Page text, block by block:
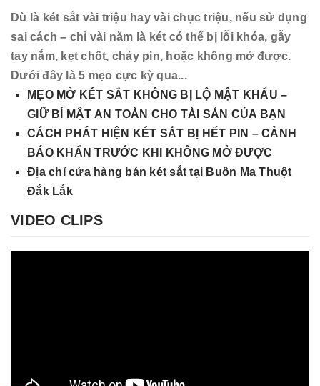
Dù là két sắt vài triệu hay vài chục triệu, nếu sử dụng
sai cách – chỉ vài năm là két có thể bị lỗi khóa, gẫy
tay nắm, kẹt chốt, chảy pin, hoặc không mở được.
Dưới đây là 5 mẹo cực kỳ qua...
MẸO MỞ KÉT SẮT KHÔNG BỊ LỘ MẬT KHẨU –
GIỮ BÍ MẬT AN TOÀN CHO TÀI SẢN CỦA BẠN
CÁCH PHÁT HIỆN KÉT SẮT BỊ HẾT PIN – CẢNH
BÁO KHẨN TRƯỚC KHI KHÔNG MỞ ĐƯỢC
Địa chỉ cửa hàng bán két sắt tại Buôn Ma Thuột
Đắk Lắk
VIDEO CLIPS